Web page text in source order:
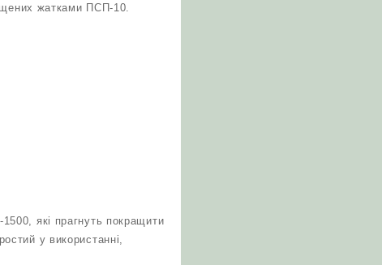
жатками ПСП-10.
які прагнуть покращити
у використанні,